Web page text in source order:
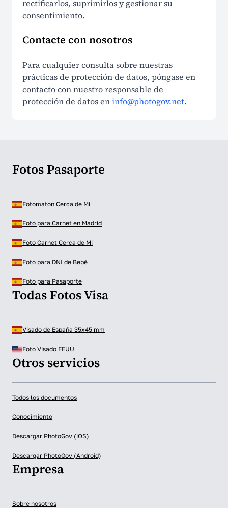
rectificarlos, suprimirlos y gestionar su
consentimiento.
Contacte con nosotros
Para cualquier consulta sobre nuestras
prácticas de protección de datos, póngase en
contacto con nuestro responsable de
protección de datos eninfo@photogov.net.
Fotos Pasaporte
Fotomaton Cerca de Mi
Foto para Carnet en Madrid
Foto Carnet Cerca de Mi
Foto para DNI de Bebé
Foto para Pasaporte
Todas Fotos Visa
Visado de España 35x45 mm
Foto Visado EEUU
Otros servicios
Todos los documentos
Conocimiento
Descargar PhotoGov (iOS)
Descargar PhotoGov (Android)
Empresa
Sobre nosotros